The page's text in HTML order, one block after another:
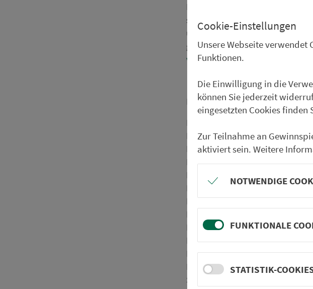
Die vom Bundesministerium
schutzbe­stim­mungen für
und die Angaben der
genutzt. Ausführliche
www.mobilitaet-in-
Mit vertiefenden
Land­kreis Anbach
Land­kreis Bam­berg
Land­kreis Erlangen-Höchstadt
Land­kreis Forch­heim
Land­kreis Fürth
Land­kreis Kitzingen
Land­kreis Lichten­fels
Land­kreis Neumarkt i.d. OPf.
Land­kreis Neustadt-Aisch – Bad
Land­kreis Nürn­berger Land
Land­kreis Roth
Land­kreis Wei­ßen­burg –
Stadt Ans­bach
Cookie-Einstellungen
Unsere Webseite verwendet
Funktionen.
Die Einwilligung in die
können Sie jederzeit
eingesetzten Cookies
Zur Teilnahme an
aktiviert sein. Weitere
NOTWENDIGE
FUNKTIONALE
STATISTIK-